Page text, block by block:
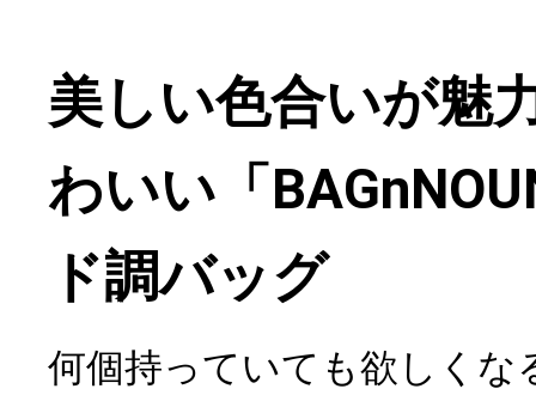
美しい色合いが魅
わいい「
ド調バッグ
何個持っていても欲しくな